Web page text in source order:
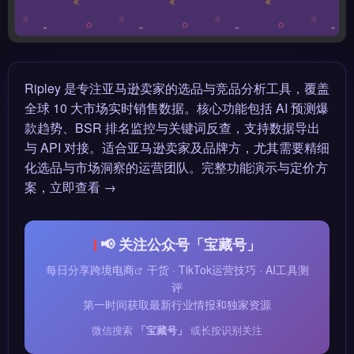
Ripley 是专注亚马逊卖家的选品与竞品分析工具，覆盖
全球 10 大市场实时销售数据。核心功能包括 AI 预测爆
款趋势、BSR 排名监控与关键词反查，支持数据导出
与 API 对接。适合亚马逊卖家及品牌方，尤其需要精细
化选品与市场洞察的运营团队。完整功能演示与定价方
案，立即查看 →
📢 关注公众号「宝藏号」
每日分享跨境电商
干货 · TikTok运营技巧 · AI工具测
评
第一时间获取最新行业情报和独家资源
微信搜索 「宝藏号」 或长按识别关注